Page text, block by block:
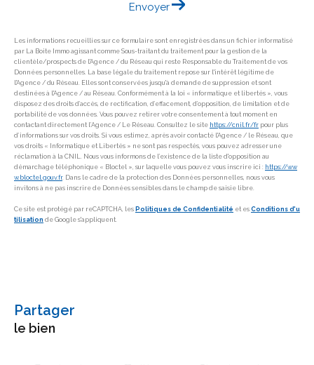
Envoyer
Les informations recueillies sur ce formulaire sont enregistrées dans un fichier informatisé
par La Boite Immo agissant comme Sous-traitant du traitement pour la gestion de la
clientèle/prospects de l'Agence / du Réseau qui reste Responsable du Traitement de vos
Données personnelles. La base légale du traitement repose sur l'intérêt légitime de
l'Agence / du Réseau. Elles sont conservées jusqu'à demande de suppression et sont
destinées à l'Agence / au Réseau. Conformément à la loi « informatique et libertés », vous
disposez des droits d’accès, de rectification, d’effacement, d’opposition, de limitation et de
portabilité de vos données. Vous pouvez retirer votre consentement à tout moment en
contactant directement l’Agence / Le Réseau. Consultez le site https://cnil.fr/fr pour plus
d’informations sur vos droits. Si vous estimez, après avoir contacté l'Agence / le Réseau, que
vos droits « Informatique et Libertés » ne sont pas respectés, vous pouvez adresser une
réclamation à la CNIL. Nous vous informons de l’existence de la liste d'opposition au
démarchage téléphonique « Bloctel », sur laquelle vous pouvez vous inscrire ici : https://ww
w.bloctel.gouv.fr. Dans le cadre de la protection des Données personnelles, nous vous
invitons à ne pas inscrire de Données sensibles dans le champ de saisie libre.
Ce site est protégé par reCAPTCHA, les Politiques de Confidentialité et es Conditions d'u
tilisation de Google s'appliquent.
partager
le bien